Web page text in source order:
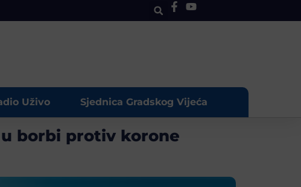
Uživo Sjednica Gradskog Vijeća
borbi protiv korone